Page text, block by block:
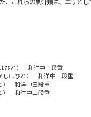
びと） 和洋中三段重
しはびと） 和洋中三段重
） 和洋中三段重
） 和洋中三段重